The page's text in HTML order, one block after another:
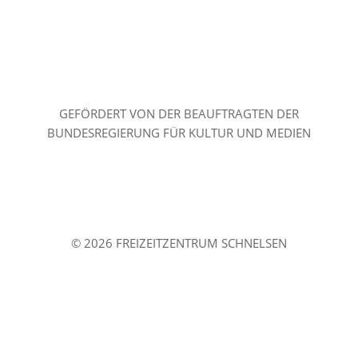
GEFÖRDERT VON DER BEAUFTRAGTEN DER
BUNDESREGIERUNG FÜR KULTUR UND MEDIEN
© 2026 FREIZEITZENTRUM SCHNELSEN